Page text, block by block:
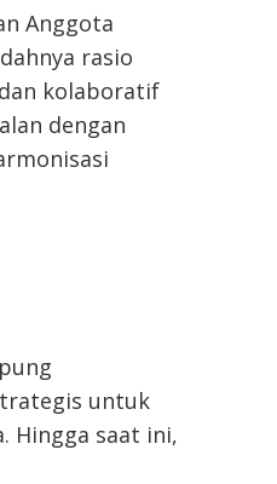
Anggota
rasio
kolaboratif
dengan
untuk
Hingga saat ini,